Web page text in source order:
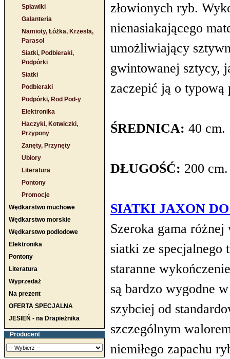
Spławiki
Galanteria
Namioty, Łóżka, Krzesła,
Parasol
Siatki, Podbieraki,
Podpórki
Siatki
Podbieraki
Podpórki, Rod Pod-y
Elektronika
Haczyki, Kotwiczki,
Przypony
Zanęty, Przynęty
Ubiory
Literatura
Pontony
Promocje
Wędkarstwo muchowe
Wędkarstwo morskie
Wędkarstwo podlodowe
Elektronika
Pontony
Literatura
Wyprzedaż
Na prezent
OFERTA SPECJALNA
JESIEŃ - na Drapieżnika
Producent
złowionych ryb.
nienasiakającego
umożliwiający
gwintowanej sztycy,
zaczepić ją o typową
ŚREDNICA: 40 cm.
DŁUGOŚĆ: 200 cm.
SIATKI JAXON
Szeroka gama
siatki ze specjalnego
staranne
są bardzo wygodne
szybciej od
szczególnym
niemiłego zapachu